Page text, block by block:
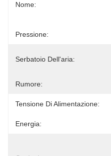
Nome:
Pressione:
Serbatoio Dell'aria:
Rumore:
Tensione Di Alimentazione:
Energia: